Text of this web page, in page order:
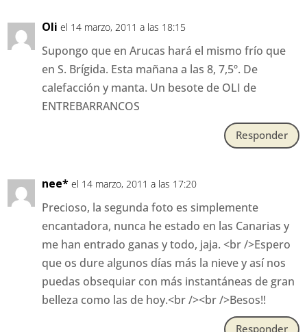
Oli el 14 marzo, 2011 a las 18:15
Supongo que en Arucas hará el mismo frío que
en S. Brígida. Esta mañana a las 8, 7,5º. De
calefacción y manta. Un besote de OLI de
ENTREBARRANCOS
Responder
nee* el 14 marzo, 2011 a las 17:20
Precioso, la segunda foto es simplemente
encantadora, nunca he estado en las Canarias y
me han entrado ganas y todo, jaja. <br />Espero
que os dure algunos días más la nieve y así nos
puedas obsequiar con más instantáneas de gran
belleza como las de hoy.<br /><br />Besos!!
Responder